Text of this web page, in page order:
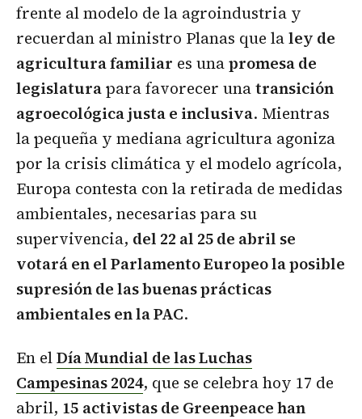
frente al modelo de la agroindustria y
recuerdan al ministro Planas que laley de
agricultura familiar es unapromesa de
legislaturapara favorecer unatransición
agroecológica justa e inclusiva. Mientras
la pequeña y mediana agricultura agoniza
por la crisis climática y el modelo agrícola,
Europa contesta con la retirada de medidas
ambientales, necesarias para su
supervivencia, del 22 al 25 de abril se
votará en el Parlamento Europeo la posible
supresión de las buenas prácticas
ambientales en la PAC.
En elDía Mundial de las Luchas
Campesinas 2024, que se celebra hoy 17 de
abril, 15 activistas de Greenpeace han